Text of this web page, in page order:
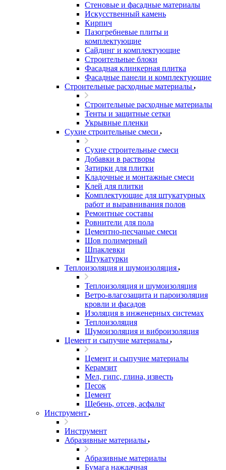
Стеновые и фасадные материалы
Искусственный камень
Кирпич
Пазогребневые плиты и
комплектующие
Сайдинг и комплектующие
Строительные блоки
Фасадная клинкерная плитка
Фасадные панели и комплектующие
Строительные расходные материалы
Строительные расходные материалы
Тенты и защитные сетки
Укрывные пленки
Сухие строительные смеси
Сухие строительные смеси
Добавки в растворы
Затирки для плитки
Кладочные и монтажные смеси
Клей для плитки
Комплектующие для штукатурных
работ и выравнивания полов
Ремонтные составы
Ровнители для пола
Цементно-песчаные смеси
Шов полимерный
Шпаклевки
Штукатурки
Теплоизоляция и шумоизоляция
Теплоизоляция и шумоизоляция
Ветро-влагозащита и пароизоляция
кровли и фасадов
Изоляция в инженерных системах
Теплоизоляция
Шумоизоляция и виброизоляция
Цемент и сыпучие материалы
Цемент и сыпучие материалы
Керамзит
Мел, гипс, глина, известь
Песок
Цемент
Щебень, отсев, асфальт
Инструмент
Инструмент
Абразивные материалы
Абразивные материалы
Бумага наждачная